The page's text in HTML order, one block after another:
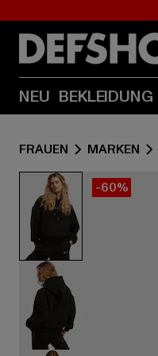
NEU BEKLEIDUNG
FRAUEN MARKEN
-60%